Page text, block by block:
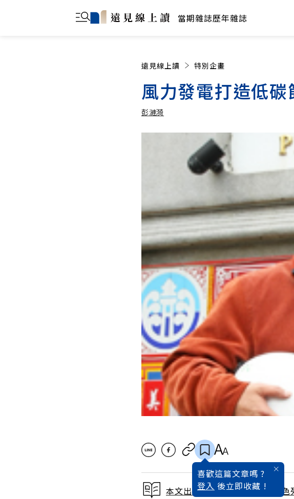
當期雜誌歷年雜誌
遠見線上讀 特別企畫
風力發電打造低碳
彭漣漪
喜歡這篇文章嗎 ?
登入 後立即收藏 !
本文出自 2014 / 6月號雜誌 以色